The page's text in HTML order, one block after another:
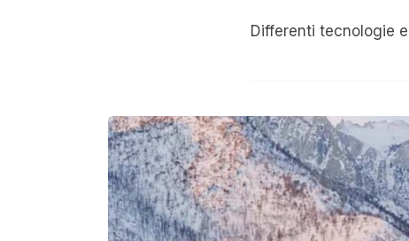
Differenti tecnologie